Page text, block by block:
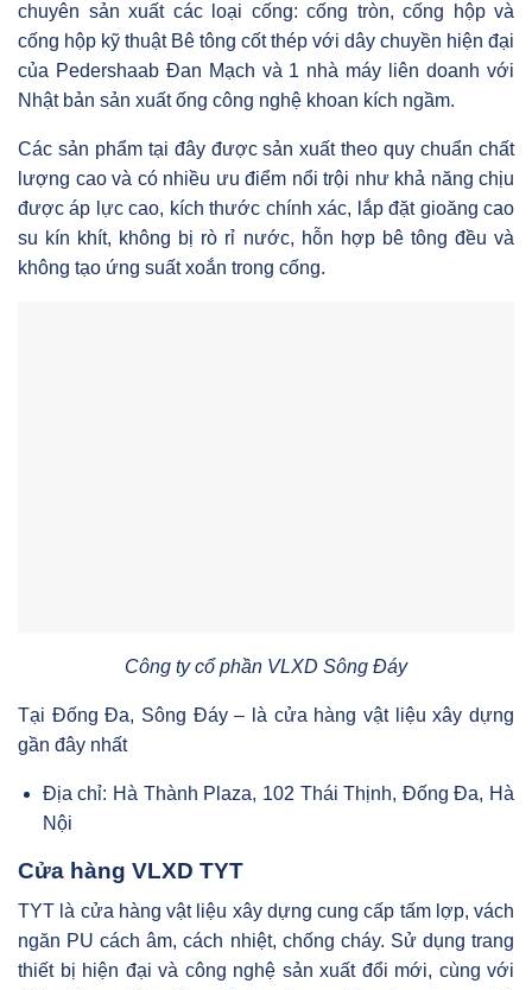
chuyên sản xuất các loại cống: cống tròn, cống hộp và
cống hộp kỹ thuật Bê tông cốt thép với dây chuyền hiện đại
của Pedershaab Đan Mạch và 1 nhà máy liên doanh với
Nhật bản sản xuất ống công nghệ khoan kích ngầm.
Các sản phẩm tại đây được sản xuất theo quy chuẩn chất
lượng cao và có nhiều ưu điểm nổi trội như khả năng chịu
được áp lực cao, kích thước chính xác, lắp đặt gioăng cao
su kín khít, không bị rò rỉ nước, hỗn hợp bê tông đều và
không tạo ứng suất xoắn trong cống.
Công ty cổ phần VLXD Sông Đáy
Tại Đống Đa, Sông Đáy – là cửa hàng vật liệu xây dựng
gần đây nhất
Địa chỉ: Hà Thành Plaza, 102 Thái Thịnh, Đống Đa, Hà
Nội
Cửa hàng VLXD TYT
TYT là cửa hàng vật liệu xây dựng cung cấp tấm lợp, vách
ngăn PU cách âm, cách nhiệt, chống cháy. Sử dụng trang
thiết bị hiện đại và công nghệ sản xuất đổi mới, cùng với